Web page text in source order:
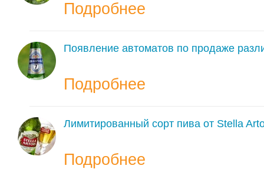
Подробнее
Появление автоматов по продаже
Подробнее
Лимитированный сорт пива от Stella
Подробнее